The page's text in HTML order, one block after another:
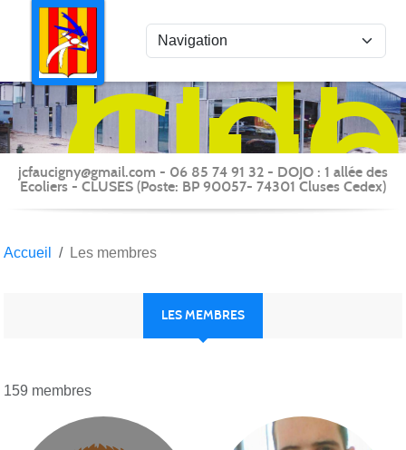
Judo
du
-
jcfaucigny@gmail.com - 06 85 74 91 32 - DOJO : 1 allée des
Ecoliers - CLUSES (Poste: BP 90057- 74301 Cluses Cedex)
Accueil Les membres
LES MEMBRES
159 membres
Panneau de gestion des cookies